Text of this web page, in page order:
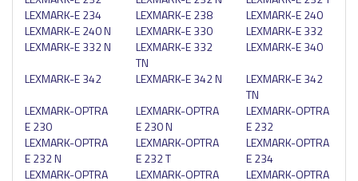
LEXMARK-E 234
LEXMARK-E 238
LEXMARK-E 240
LEXMARK-E 240 N
LEXMARK-E 330
LEXMARK-E 332
LEXMARK-E 332 N
LEXMARK-E 332
TN
LEXMARK-E 340
LEXMARK-E 342
LEXMARK-E 342 N
LEXMARK-E 342
TN
LEXMARK-OPTRA
E 230
LEXMARK-OPTRA
E 230 N
LEXMARK-OPTRA
E 232
LEXMARK-OPTRA
E 232 N
LEXMARK-OPTRA
E 232 T
LEXMARK-OPTRA
E 234
LEXMARK-OPTRA
LEXMARK-OPTRA
LEXMARK-OPTRA